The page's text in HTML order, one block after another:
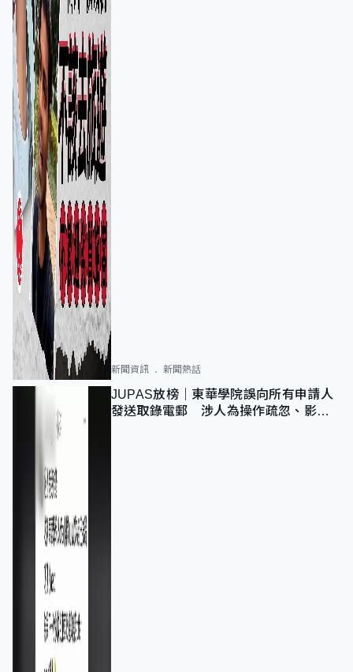
新聞資訊 新聞熱話
JUPAS放榜｜東華學院誤向所有申請人
發送取錄電郵 涉人為操作疏忽、影響